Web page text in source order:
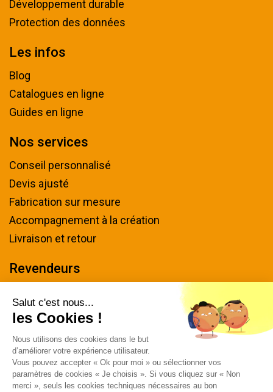
Développement durable
Protection des données
Les infos
Blog
Catalogues en ligne
Guides en ligne
Nos services
Conseil personnalisé
Devis ajusté
Fabrication sur mesure
Accompagnement à la création
Livraison et retour
Revendeurs
Nous contacter
Tel : 04 94 48 50 57
Écrivez-nous
Horaires & plan d'accès
Salut c'est nous...
les Cookies !
Nous utilisons des cookies dans le but
d’améliorer votre expérience utilisateur.
Vous pouvez accepter « Ok pour moi » ou sélectionner vos
paramètres de cookies « Je choisis ». Si vous cliquez sur « Non
merci », seuls les cookies techniques nécessaires au bon